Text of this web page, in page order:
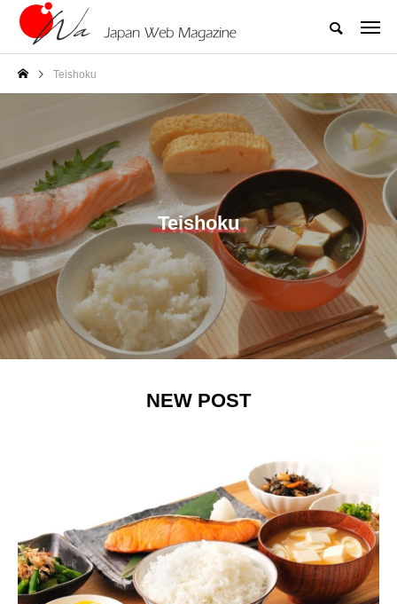
Teishoku
Teishoku
NEW POST